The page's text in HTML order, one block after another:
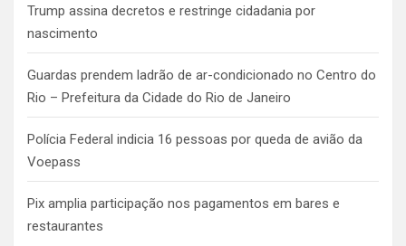
Trump assina decretos e restringe cidadania por
nascimento
Guardas prendem ladrão de ar-condicionado no Centro do
Rio – Prefeitura da Cidade do Rio de Janeiro
Polícia Federal indicia 16 pessoas por queda de avião da
Voepass
Pix amplia participação nos pagamentos em bares e
restaurantes